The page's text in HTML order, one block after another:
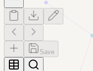
Save